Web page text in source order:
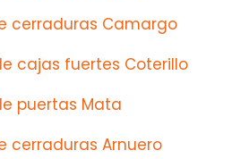
cerraduras Camargo
cajas fuertes Coterillo
puertas Mata
cerraduras Arnuero